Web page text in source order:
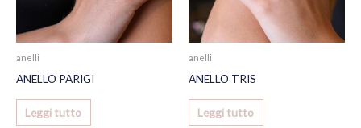
anelli
ANELLO PARIGI
Leggi tutto
anelli
ANELLO TRIS
Leggi tutto